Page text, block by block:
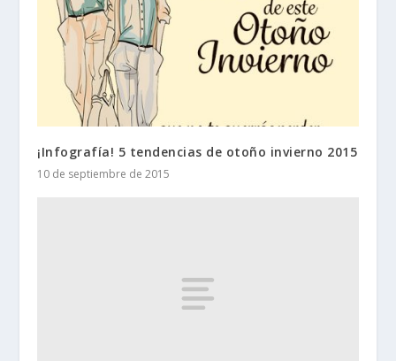
¡Infografía! 5 tendencias de otoño invierno 2015
10 de septiembre de 2015